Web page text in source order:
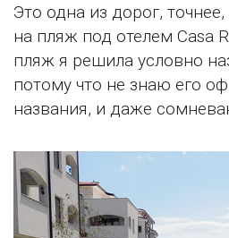
Это одна из дорог,
на пляж под отелем Casa
пляж я решила условно
потому что не знаю его
названия, и даже